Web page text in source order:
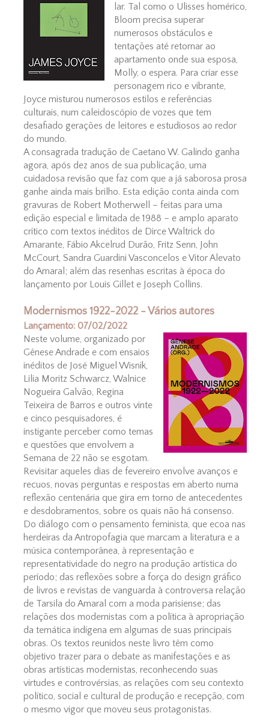
lar. Tal como o Ulisses homérico,
Bloom precisa superar
numerosos obstáculos e
tentações até retornar ao
apartamento onde sua esposa,
Molly, o espera. Para criar esse
personagem rico e vibrante,
Joyce misturou numerosos estilos e referências
culturais, num caleidoscópio de vozes que tem
desafiado gerações de leitores e estudiosos ao redor
do mundo.
A consagrada tradução de Caetano W. Galindo ganha
agora, após dez anos de sua publicação, uma
cuidadosa revisão que faz com que a já saborosa prosa
ganhe ainda mais brilho. Esta edição conta ainda com
gravuras de Robert Motherwell – feitas para uma
edição especial e limitada de 1988 – e amplo aparato
crítico com textos inéditos de Dirce Waltrick do
Amarante, Fábio Akcelrud Durão, Fritz Senn, John
McCourt, Sandra Guardini Vasconcelos e Vitor Alevato
do Amaral; além das resenhas escritas à época do
lançamento por Louis Gillet e Joseph Collins.
Modernismos 1922-2022 - Vários autores
Lançamento: 07/02/2022
Neste volume, organizado por
Gênese Andrade e com ensaios
inéditos de José Miguel Wisnik,
Lilia Moritz Schwarcz, Walnice
Nogueira Galvão, Regina
Teixeira de Barros e outros vinte
e cinco pesquisadores, é
instigante perceber como temas
e questões que envolvem a
Semana de 22 não se esgotam.
Revisitar aqueles dias de fevereiro envolve avanços e
recuos, novas perguntas e respostas em aberto numa
reflexão centenária que gira em torno de antecedentes
e desdobramentos, sobre os quais não há consenso.
Do diálogo com o pensamento feminista, que ecoa nas
herdeiras da Antropofagia que marcam a literatura e a
música contemporânea, à representação e
representatividade do negro na produção artística do
período; das reflexões sobre a força do design gráfico
de livros e revistas de vanguarda à controversa relação
de Tarsila do Amaral com a moda parisiense; das
relações dos modernistas com a política à apropriação
da temática indígena em algumas de suas principais
obras. Os textos reunidos neste livro têm como
objetivo trazer para o debate as manifestações e as
obras artísticas modernistas, reconhecendo suas
virtudes e controvérsias, as relações com seu contexto
político, social e cultural de produção e recepção, com
o mesmo vigor que moveu seus protagonistas.